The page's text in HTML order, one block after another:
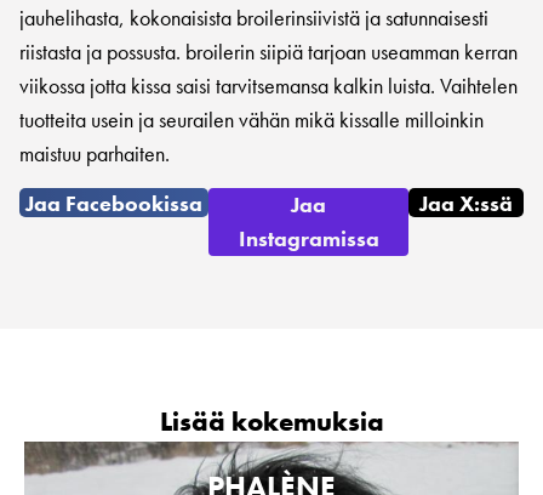
jauhelihasta, kokonaisista broilerinsiivistä ja satunnaisesti
riistasta ja possusta. broilerin siipiä tarjoan useamman kerran
viikossa jotta kissa saisi tarvitsemansa kalkin luista. Vaihtelen
tuotteita usein ja seurailen vähän mikä kissalle milloinkin
maistuu parhaiten.
Jaa Facebookissa
Jaa
Instagramissa
Jaa X:ssä
Lisää kokemuksia